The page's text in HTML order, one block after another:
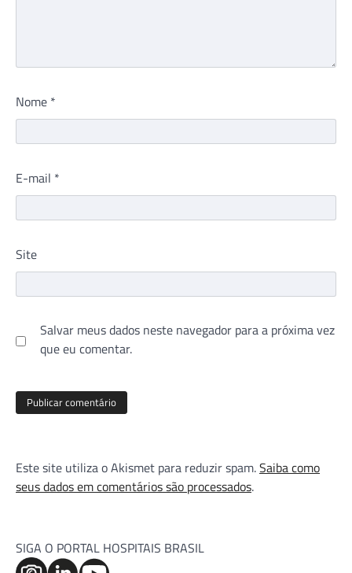
Nome *
E-mail *
Site
Salvar meus dados neste navegador para a próxima vez
que eu comentar.
Este site utiliza o Akismet para reduzir spam.Saiba como
seus dados em comentários são processados.
SIGA O PORTAL HOSPITAIS BRASIL